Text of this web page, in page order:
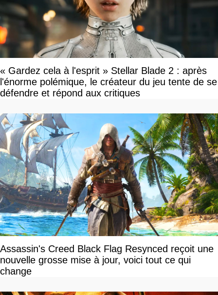
« Gardez cela à l'esprit » Stellar Blade 2 : après
l'énorme polémique, le créateur du jeu tente de se
défendre et répond aux critiques
Assassin's Creed Black Flag Resynced reçoit une
nouvelle grosse mise à jour, voici tout ce qui
change